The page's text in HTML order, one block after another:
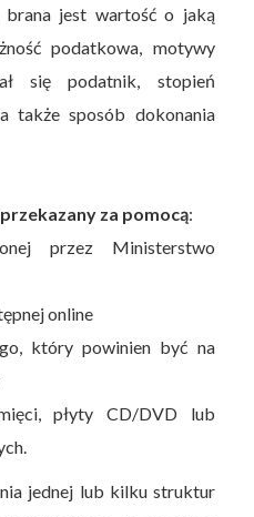
brana jest wartość o jaką
podatkowa, motywy
się podatnik, stopień
także sposób dokonania
za pomocą:
przez Ministerstwo
online
który powinien być na
płyty CD/DVD lub
jednej lub kilku struktur